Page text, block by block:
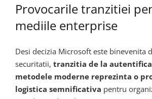
Provocarile tranzitiei
mediile enterprise
Desi decizia Microsoft este binevenita
securitatii, tranzitia de la
metodele moderne reprezinta o
logistica semnificativa pentru